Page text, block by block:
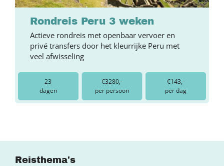
Rondreis Peru 3 weken
Actieve rondreis met openbaar vervoer en
privé transfers door het kleurrijke Peru met
veel afwisseling
23
dagen
€3280,-
per persoon
€143,-
per dag
Reisthema's